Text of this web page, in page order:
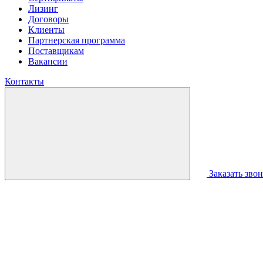
Лизинг
Договоры
Клиенты
Партнерская программа
Поставщикам
Вакансии
Контакты
Заказать